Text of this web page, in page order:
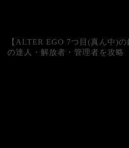
【ALTER EGO 7つ目(真ん中)
の達人・解放者・管理者を攻略